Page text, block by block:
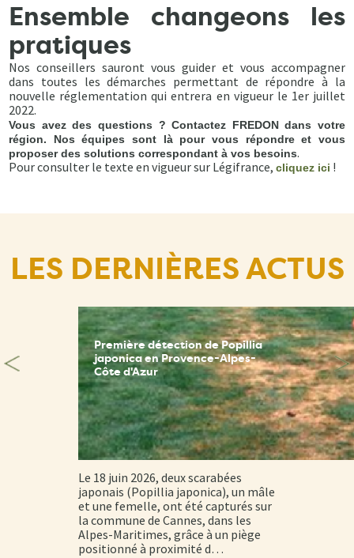
Ensemble changeons les
pratiques
Nos conseillers sauront vous guider et vous accompagner
dans toutes les démarches permettant de répondre à la
nouvelle réglementation qui entrera en vigueur le 1er juillet
2022.
Vous avez des questions ? Contactez FREDON dans votre
région. Nos équipes sont là pour vous répondre et vous
proposer des solutions correspondant à vos besoins.
Pour consulter le texte en vigueur sur Légifrance,cliquez ici !
LES DERNIÈRES ACTUS
Première détection de Popillia
japonica en Provence-Alpes-
Côte d'Azur
Le 18 juin 2026, deux scarabées
japonais (Popillia japonica), un mâle
et une femelle, ont été capturés sur
la commune de Cannes, dans les
Alpes-Maritimes, grâce à un piège
positionné à proximité d…